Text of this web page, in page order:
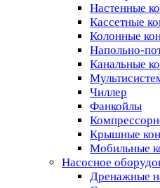
Настенные
Кассетные
Колонные
Напольно-
Канальные
Чиллер
Фанкойлы
Крышные
Мобильные
Насосное
Дренажные